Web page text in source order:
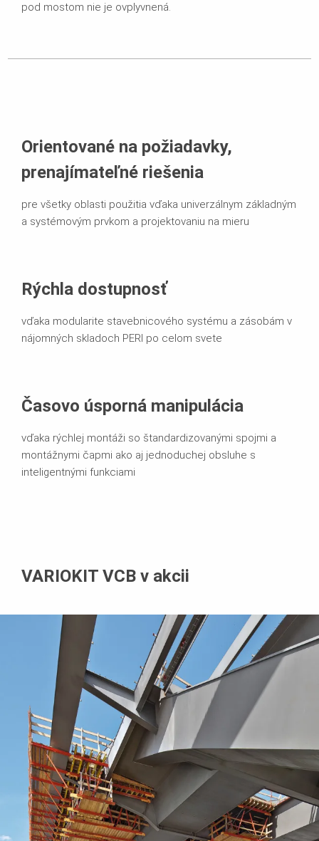
pod mostom nie je ovplyvnená.
Orientované na požiadavky,
prenajímateľné riešenia
pre všetky oblasti použitia vďaka univerzálnym základným
a systémovým prvkom a projektovaniu na mieru
Rýchla dostupnosť
vďaka modularite stavebnicového systému a zásobám v
nájomných skladoch PERI po celom svete
Časovo úsporná manipulácia
vďaka rýchlej montáži so štandardizovanými spojmi a
montážnymi čapmi ako aj jednoduchej obsluhe s
inteligentnými funkciami
VARIOKIT VCB v akcii